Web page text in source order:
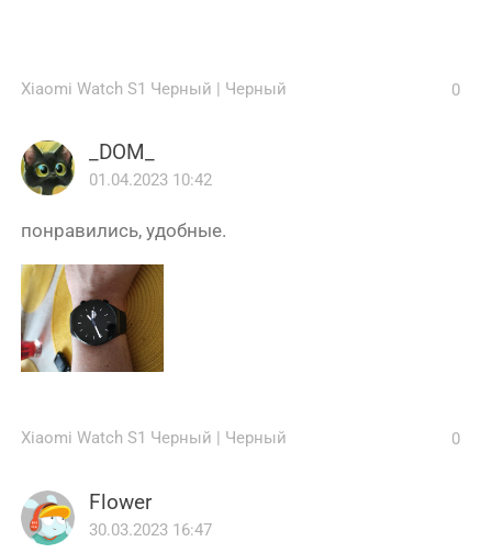
Xiaomi Watch S1 Черный | Черный 0
_DOM_
01.04.2023 10:42
понравились, удобные.
Xiaomi Watch S1 Черный Черный 0
Flower
30.03.2023 16:47